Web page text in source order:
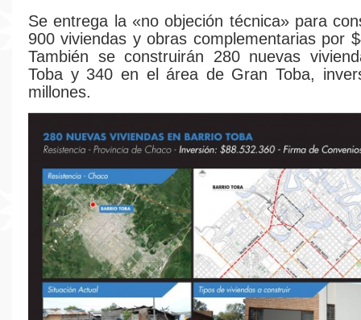
Se entrega la «no objeción técnica» para
900 viviendas y obras complementarias por
También se construirán 280 nuevas
Toba y 340 en el área de Gran Toba,
millones.